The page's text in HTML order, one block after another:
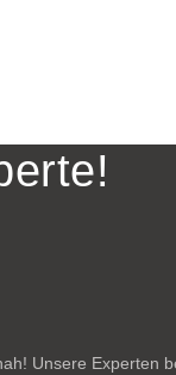
Unsere Experten